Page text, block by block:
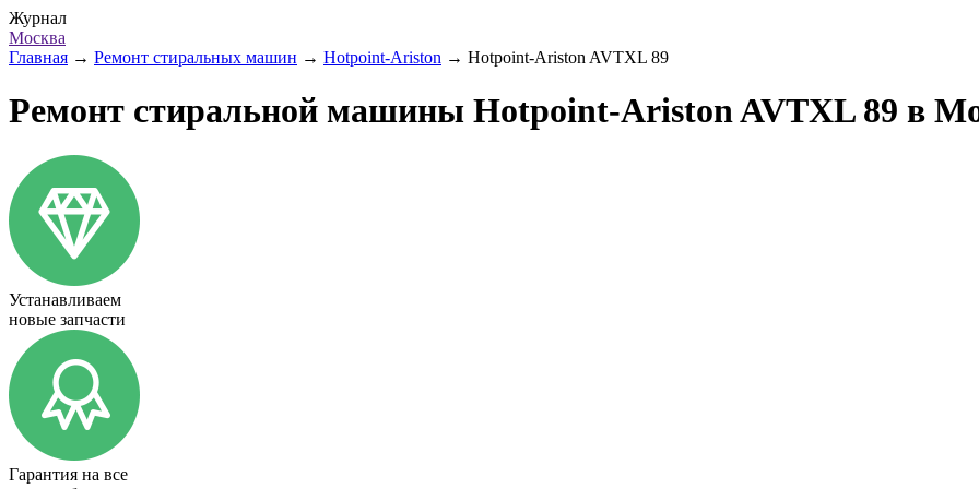
Журнал
Москва
Главная → Ремонт стиральных машин → Hotpoint-Ariston → Hotpoint-Ariston AVTXL 89
Ремонт стиральной машины Hotpoint-Ariston AVTXL 89 в
Устанавливаем
новые запчасти
Гарантия на все